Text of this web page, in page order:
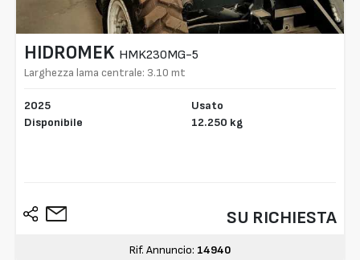
HIDROMEK HMK230MG-5
Larghezza lama centrale: 3.10 mt
2025
Disponibile
Usato
12.250 kg
SU RICHIESTA
Rif. Annuncio: 14940